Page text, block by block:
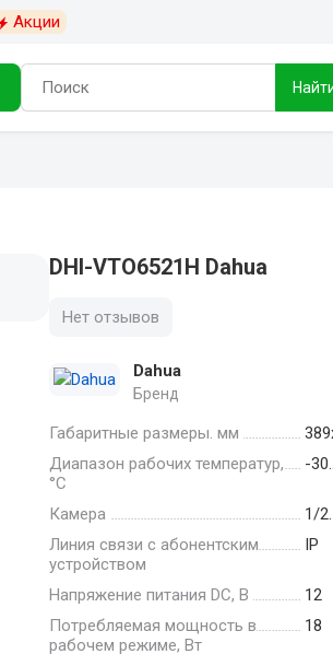
Акции
DHI-VTO6521H Dahua
Нет отзывов
Dahua
Бренд
Габаритные размеры. мм
Диапазон рабочих температур,
°С
-
Камера
1/
Линия связи с абонентским
устройством
IP
Напряжение питания DC, В
12
Потребляемая мощность в
рабочем режиме, Вт
18